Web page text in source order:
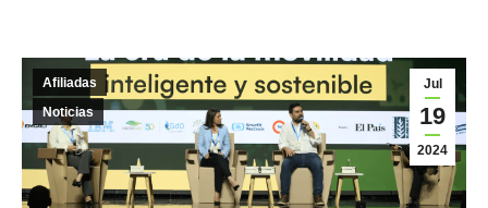
Jul
19
2024
Afiliadas
Noticias